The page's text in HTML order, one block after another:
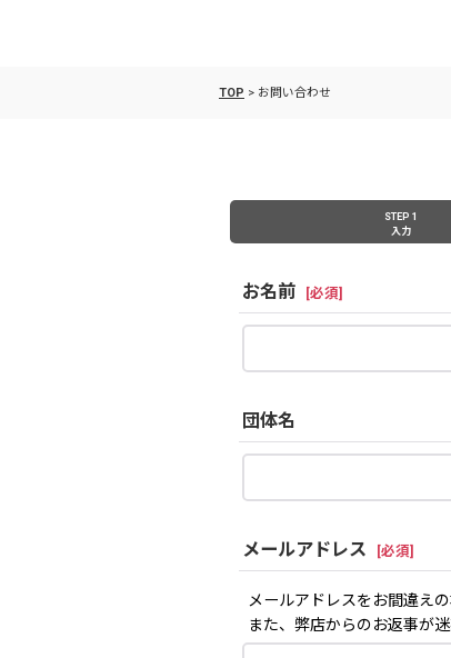
TOP > お問い合わせ
STEP 1
入力
お名前 [必須]
団体名
メールアドレス [必須]
メールアドレスをお間違え
また、弊店からのお返事が